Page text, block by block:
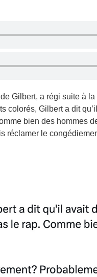
Gilbert, a régi suite à
colorés, Gilbert a dit
bien des hommes
réclamer le